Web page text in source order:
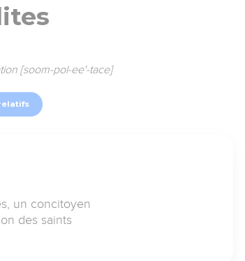
[soom-pol-ee'-tace]
un concitoyen
des saints